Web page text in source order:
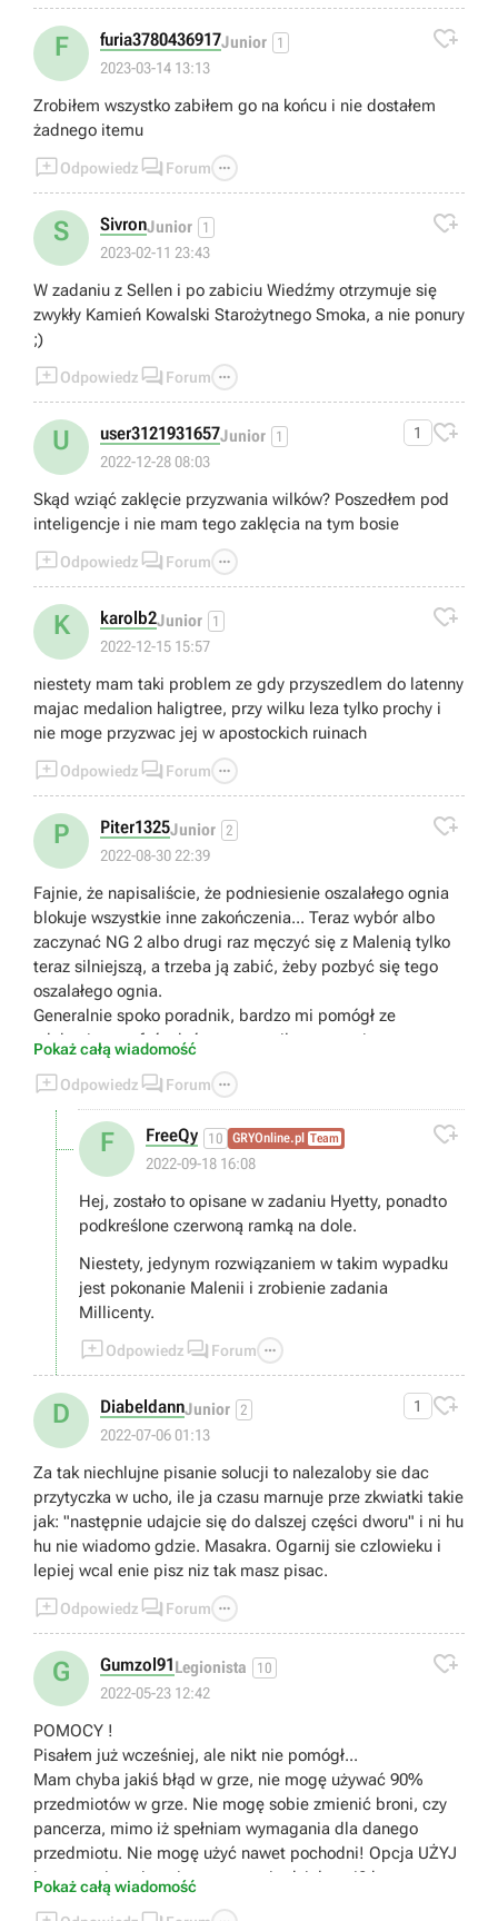
F furia3780436917Junior 1
2023-03-14 13:13

Zrobiłem wszystko zabiłem go na końcu i nie dostałem
żadnego itemu
Odpowiedz  Forum 
S SivronJunior 1
2023-02-11 23:43

W zadaniu z Sellen i po zabiciu Wiedźmy otrzymuje się
zwykły Kamień Kowalski Starożytnego Smoka, a nie ponury
;)
Odpowiedz  Forum 
U user3121931657Junior 1
2022-12-28 08:03
1 
Skąd wziąć zaklęcie przyzwania wilków? Poszedłem pod
inteligencje i nie mam tego zaklęcia na tym bosie
Odpowiedz  Forum 
K karolb2Junior 1
2022-12-15 15:57

niestety mam taki problem ze gdy przyszedlem do latenny
majac medalion haligtree, przy wilku leza tylko prochy i
nie moge przyzwac jej w apostockich ruinach
Odpowiedz  Forum 
P Piter1325Junior 2
2022-08-30 22:39

Fajnie, że napisaliście, że podniesienie oszalałego ognia
blokuje wszystkie inne zakończenia... Teraz wybór albo
zaczynać NG 2 albo drugi raz męczyć się z Malenią tylko
teraz silniejszą, a trzeba ją zabić, żeby pozbyć się tego
oszalałego ognia.
Generalnie spoko poradnik, bardzo mi pomógł ze
zdobyciem trofeów które przegapiłem przy pierwszym
podejściu no ale szkoda, że pominęliście tą jedną dosyć
istotną informację.
Pokaż całą wiadomość
Odpowiedz  Forum 
F FreeQy 10 GRYOnline.pl Team
2022-09-18 16:08

Hej, zostało to opisane w zadaniu Hyetty, ponadto
podkreślone czerwoną ramką na dole.
Niestety, jedynym rozwiązaniem w takim wypadku
jest pokonanie Malenii i zrobienie zadania
Millicenty.
Odpowiedz  Forum 
D DiabeldannJunior 2
2022-07-06 01:13
1 
Za tak niechlujne pisanie solucji to nalezaloby sie dac
przytyczka w ucho, ile ja czasu marnuje prze zkwiatki takie
jak: "następnie udajcie się do dalszej części dworu" i ni hu
hu nie wiadomo gdzie. Masakra. Ogarnij sie czlowieku i
lepiej wcal enie pisz niz tak masz pisac.
Odpowiedz  Forum 
G Gumzol91Legionista 10
2022-05-23 12:42

POMOCY !
Pisałem już wcześniej, ale nikt nie pomógł...
Mam chyba jakiś błąd w grze, nie mogę używać 90%
przedmiotów w grze. Nie mogę sobie zmienić broni, czy
pancerza, mimo iż spełniam wymagania dla danego
przedmiotu. Nie mogę użyć nawet pochodni! Opcja UŻYJ
jest przyciemniona i po prostu nie działa... 40 h gry.
Odkryte cale podgrodno i nic.
Pokaż całą wiadomość